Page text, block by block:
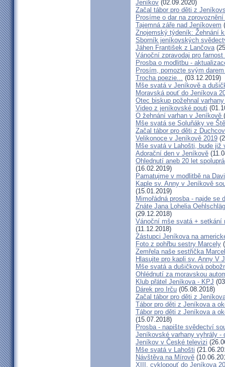
Jeníkov (02.09.2020)
Začal tábor pro děti z
Prosíme o dar na
Tajemná záře nad Jeníkovem
Znojemský týdeník: Žehnání
Sborník jeníkovských
Jáhen František z Lančova
Vánoční zpravodaj pro
Prosba o modlitbu -
Prosím, pomozte svým
Trocha poezie...
(03.12.2019)
Mše svatá v Jeníkově a
Moravská pouť do Jeníkova
Otec biskup požehnal
Video z jeníkovské pouti
O žehnání varhan v Jeníkově
Mše svatá se Soluňáky ve
Začal tábor pro děti z
Velikonoce v Jeníkově 2019
Mše svatá v Lahošti, bude již
Adorační den v Jeníkově
Ohlednutí aneb 20 let
(16.02.2019)
Pamatujme v modlitbě na
Kaple sv. Anny v Jeníkově
(15.01.2019)
Mimořádná prosba - najde se
Znáte Jana Lohelia
(29.12.2018)
Vánoční mše svatá + setkání
(11.12.2018)
Zástupci Jeníkova na
Foto z pohřbu sestry Marcely
Zemřela naše sestřička
Hlasujte pro kapli sv. Anny V
Mše svatá a dušičková
Ohlédnutí za moravskou
Klub přátel Jeníkova - KPJ
Dárek pro Irču (05.08.2018)
Začal tábor pro děti z
Tábor pro děti z Jeníkova a
Tábor pro děti z Jeníkova a
(15.07.2018)
Prosba - napište svědectví
Jeníkovské varhany vyhrály -
Jeníkov v České televizi
Mše svatá v Lahošti
Návštěva na Mírově
XIII. cyklopouť do Jeníkova